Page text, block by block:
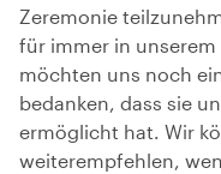
Zeremonie
für immer in
möchten uns noch
bedanken, dass sie
ermöglicht hat. Wir
weiterempfehlen,